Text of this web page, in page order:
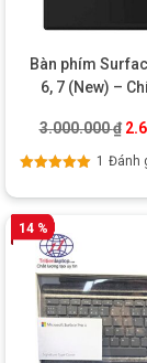
Bàn phím
6, 7 (New) –
3.000.000₫
1 Đánh
14 %